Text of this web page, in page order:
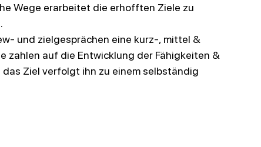
Wege erarbeitet die erhofften Ziele zu
und zielgesprächen eine kurz-, mittel &
zahlen auf die Entwicklung der Fähigkeiten &
Ziel verfolgt ihn zu einem selbständig